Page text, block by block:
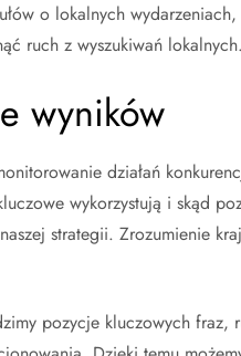
o lokalnych
ruch z wyszukiwań lokalnych.
wyników
działań
wykorzystują i skąd
strategii. Zrozumienie
pozycje kluczowych fraz,